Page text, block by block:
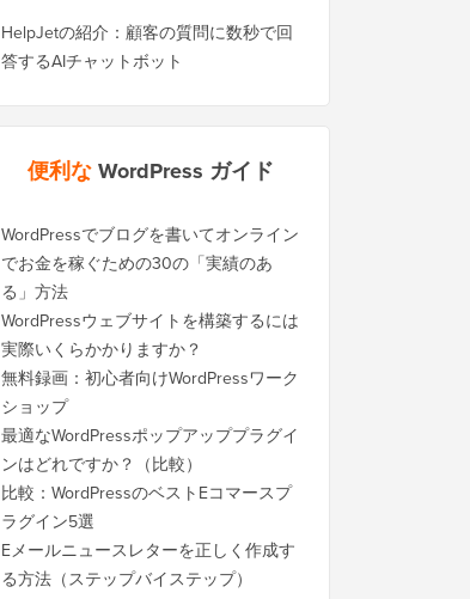
HelpJetの紹介：顧客の質問に数秒で回
答するAIチャットボット
便利なWordPress ガイド
WordPressでブログを書いてオンライン
でお金を稼ぐための30の「実績のあ
る」方法
WordPressウェブサイトを構築するには
実際いくらかかりますか？
無料録画：初心者向けWordPressワーク
ショップ
最適なWordPressポップアッププラグイ
ンはどれですか？（比較）
比較：WordPressのベストEコマースプ
ラグイン5選
Eメールニュースレターを正しく作成す
る方法（ステップバイステップ）